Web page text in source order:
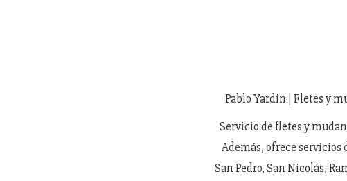
Pablo Yardin | Fletes y
Servicio de fletes y
Además, ofrece
San Pedro, San Nicolás,